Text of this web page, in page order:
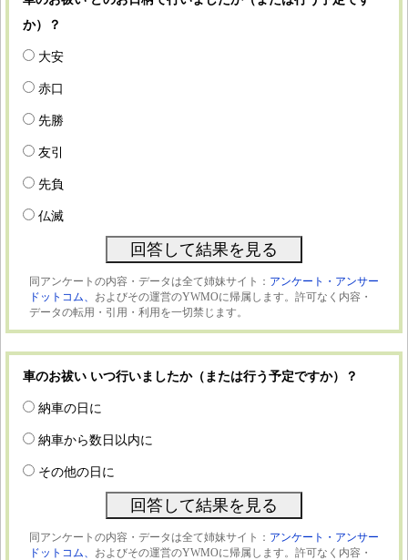
か）？
大安
赤口
先勝
友引
先負
仏滅
同アンケートの内容・データは全て姉妹サイト： アンケート・アンサー
ドットコム、 およびその運営のYWMOに帰属します。許可なく内容・
データの転用・引用・利用を一切禁じます。
車のお祓い いつ行いましたか（または行う予定ですか）？
納車の日に
納車から数日以内に
その他の日に
同アンケートの内容・データは全て姉妹サイト： アンケート・アンサー
ドットコム、 およびその運営のYWMOに帰属します。許可なく内容・